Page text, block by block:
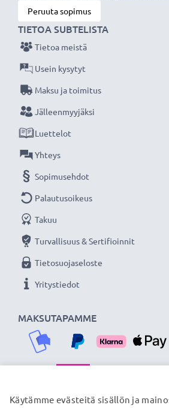
✔ Muotoiltu bajonetti-vastavalosuoja
bajonettikiinnityksellä, sopii vain
objektiiveihin
✔ Ei sovellu super-, ultra- tai
Tekniset tiedot:
Materiaali:Muovi
Muoto: kukkamalli / tulppaani /
Lisää yksityiskohtia, kontrastia
- Vastavalosuoja kukkamalli /
bajonetti tuotemerkiltä
takuulla!
Peruuta sopimus
MAKSUTAPAMME
TIETOA SUBTELISTA
Tietoa meistä
Usein kysytyt
Maksu ja toimitus
Jälleenmyyjäksi
Luettelot
Yhteys
Sopimusehdot
Palautusoikeus
Takuu
Turvallisuus & Sertifioinnit
Tietosuojaseloste
Yritystiedot
TOIMITUSKUMPPANIMME
Käytämme evästeitä sisällön ja